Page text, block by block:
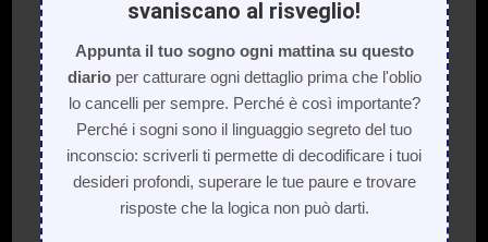
svaniscano al risveglio!
Appunta il tuo sogno ogni mattina su questo
diarioper catturare ogni dettaglio prima che l'oblio
lo cancelli per sempre. Perché è così importante?
Perché i sogni sono il linguaggio segreto del tuo
inconscio: scriverli ti permette di decodificare i tuoi
desideri profondi, superare le tue paure e trovare
risposte che la logica non può darti.